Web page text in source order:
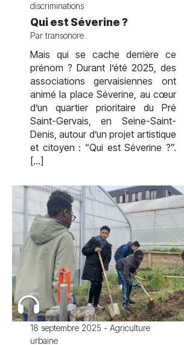
discriminations
Qui est Séverine ?
Par transonore
Mais qui se cache derrière ce
prénom ? Durant l’été 2025, des
associations gervaisiennes ont
animé la place Séverine, au cœur
d’un quartier prioritaire du Pré
Saint-Gervais, en Seine-Saint-
Denis, autour d’un projet artistique
et citoyen : “Qui est Séverine ?”.
[…]
18 septembre 2025 - Agriculture
urbaine